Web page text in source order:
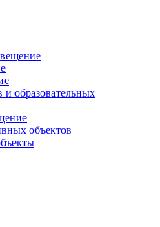
образовательных
объектов